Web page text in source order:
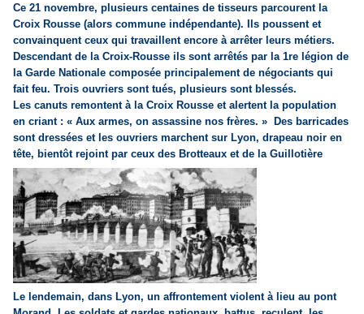
Ce 21 novembre, plusieurs centaines de tisseurs parcourent la
Croix Rousse (alors commune indépendante). Ils poussent et
convainquent ceux qui travaillent encore à arrêter leurs métiers.
Descendant de la Croix-Rousse ils sont arrêtés par la 1re légion de
la Garde Nationale composée principalement de négociants qui
fait feu. Trois ouvriers sont tués, plusieurs sont blessés.
Les canuts remontent à la Croix Rousse et alertent la population
en criant : « Aux armes, on assassine nos frères. »
Des barricades
sont dressées et les ouvriers marchent sur Lyon, drapeau noir en
tête, bientôt rejoint par ceux des Brotteaux et de la Guillotière
Le lendemain, dans Lyon, un affrontement violent à lieu au pont